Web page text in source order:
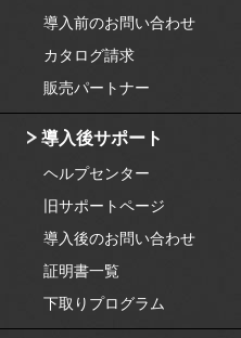
導入前のお問い合わせ
カタログ請求
販売パートナー
導入後サポート
ヘルプセンター
旧サポートページ
導入後のお問い合わせ
証明書一覧
下取りプログラム